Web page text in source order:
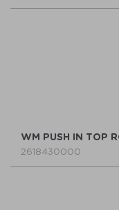
WM PUSH IN TOP
2618430000